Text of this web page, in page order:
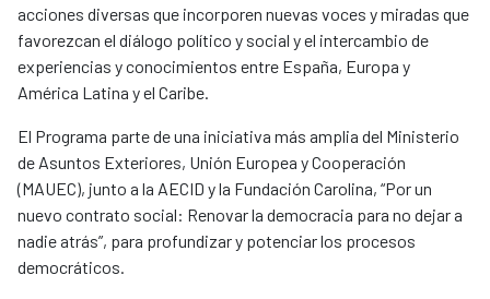
acciones diversas que incorporen nuevas voces y miradas que
favorezcan el diálogo político y social y el intercambio de
experiencias y conocimientos entre España, Europa y
América Latina y el Caribe.
El Programa parte de una iniciativa más amplia del Ministerio
de Asuntos Exteriores, Unión Europea y Cooperación
(MAUEC), junto a la AECID y la Fundación Carolina, “Por un
nuevo contrato social: Renovar la democracia para no dejar a
nadie atrás”, para profundizar y potenciar los procesos
democráticos.